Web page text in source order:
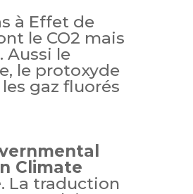
à Effet de
le CO2 mais
Aussi le
le protoxyde
les gaz fluorés
Climate
. La traduction